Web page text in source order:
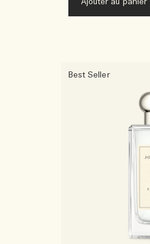
Ajouter au panier
Best Seller